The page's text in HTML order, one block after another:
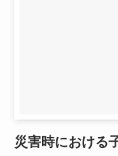
災害時における